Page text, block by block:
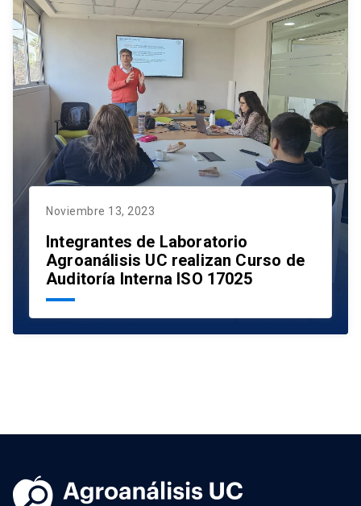
Noviembre 13, 2023
Integrantes de Laboratorio
Agroanálisis UC realizan Curso de
Auditoría Interna ISO 17025